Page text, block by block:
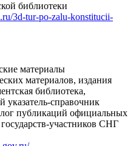
библиотеки
3d-tur-po-zalu-konstitucii-
материалы
материалов, издания
библиотека,
указатель-справочник
публикаций официальных
участников СНГ